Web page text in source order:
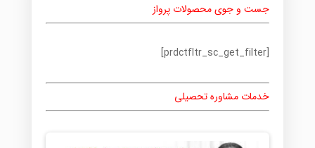
جست و جوی محصولات پرواز
[prdctfltr_sc_get_filter]
خدمات مشاوره تحصیلی